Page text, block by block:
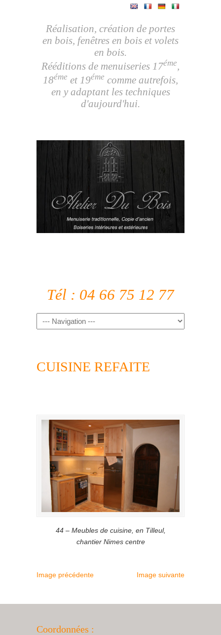
Réalisation, création de portes
en bois, fenêtres en bois et volets
en bois.
Rééditions de menuiseries 17éme,
18éme et 19éme comme autrefois,
en y adaptant les techniques
d'aujourd'hui.
Tél : 04 66 75 12 77
CUISINE REFAITE
44 – Meubles de cuisine, en Tilleul,
chantier Nimes centre
Image précédente Image suivante
Coordonnées :